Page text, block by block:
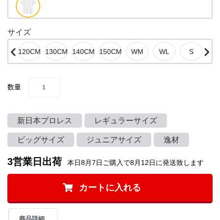
サイズ
数量
新日本プロレス レギュラーサイズ
ビッグサイズ ジュニアサイズ 逸材
3営業日出荷 本日8月7日ご購入で8月12日に発送致します
カートに入れる